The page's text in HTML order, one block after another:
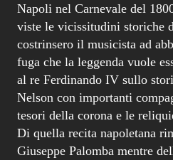
Napoli nel Carnevale del
viste le vicissitudini storiche
costrinsero il musicista ad
fuga che la leggenda vuole
al re Ferdinando IV sullo
Nelson con importanti
tesori della corona e le
Di quella recita napoletana
Giuseppe Palomba mentre